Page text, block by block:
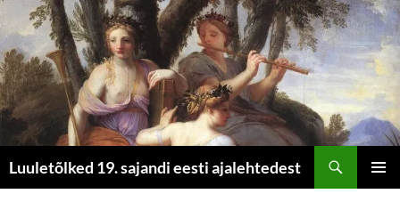
Luuletõlked 19. sajandi eesti ajalehtedest